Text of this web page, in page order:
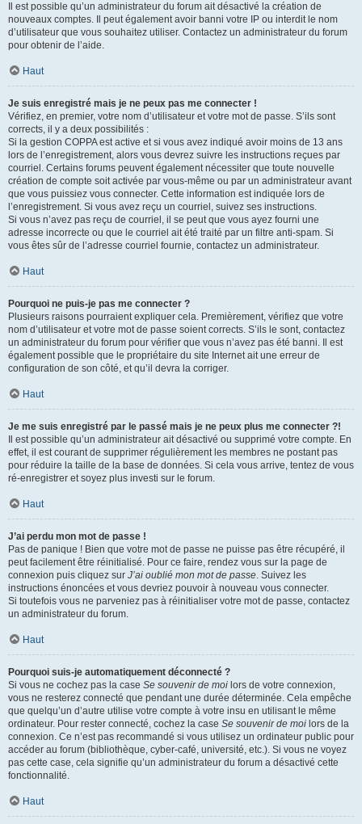
Il est possible qu’un administrateur du forum ait désactivé la création de
nouveaux comptes. Il peut également avoir banni votre IP ou interdit le nom
d’utilisateur que vous souhaitez utiliser. Contactez un administrateur du forum
pour obtenir de l’aide.
Haut
Je suis enregistré mais je ne peux pas me connecter !
Vérifiez, en premier, votre nom d’utilisateur et votre mot de passe. S’ils sont
corrects, il y a deux possibilités :
Si la gestion COPPA est active et si vous avez indiqué avoir moins de 13 ans
lors de l’enregistrement, alors vous devrez suivre les instructions reçues par
courriel. Certains forums peuvent également nécessiter que toute nouvelle
création de compte soit activée par vous-même ou par un administrateur avant
que vous puissiez vous connecter. Cette information est indiquée lors de
l’enregistrement. Si vous avez reçu un courriel, suivez ses instructions.
Si vous n’avez pas reçu de courriel, il se peut que vous ayez fourni une
adresse incorrecte ou que le courriel ait été traité par un filtre anti-spam. Si
vous êtes sûr de l’adresse courriel fournie, contactez un administrateur.
Haut
Pourquoi ne puis-je pas me connecter ?
Plusieurs raisons pourraient expliquer cela. Premièrement, vérifiez que votre
nom d’utilisateur et votre mot de passe soient corrects. S’ils le sont, contactez
un administrateur du forum pour vérifier que vous n’avez pas été banni. Il est
également possible que le propriétaire du site Internet ait une erreur de
configuration de son côté, et qu’il devra la corriger.
Haut
Je me suis enregistré par le passé mais je ne peux plus me connecter ?!
Il est possible qu’un administrateur ait désactivé ou supprimé votre compte. En
effet, il est courant de supprimer régulièrement les membres ne postant pas
pour réduire la taille de la base de données. Si cela vous arrive, tentez de vous
ré-enregistrer et soyez plus investi sur le forum.
Haut
J’ai perdu mon mot de passe !
Pas de panique ! Bien que votre mot de passe ne puisse pas être récupéré, il
peut facilement être réinitialisé. Pour ce faire, rendez vous sur la page de
connexion puis cliquez sur J’ai oublié mon mot de passe. Suivez les
instructions énoncées et vous devriez pouvoir à nouveau vous connecter.
Si toutefois vous ne parveniez pas à réinitialiser votre mot de passe, contactez
un administrateur du forum.
Haut
Pourquoi suis-je automatiquement déconnecté ?
Si vous ne cochez pas la case Se souvenir de moi lors de votre connexion,
vous ne resterez connecté que pendant une durée déterminée. Cela empêche
que quelqu’un d’autre utilise votre compte à votre insu en utilisant le même
ordinateur. Pour rester connecté, cochez la case Se souvenir de moi lors de la
connexion. Ce n’est pas recommandé si vous utilisez un ordinateur public pour
accéder au forum (bibliothèque, cyber-café, université, etc.). Si vous ne voyez
pas cette case, cela signifie qu’un administrateur du forum a désactivé cette
fonctionnalité.
Haut